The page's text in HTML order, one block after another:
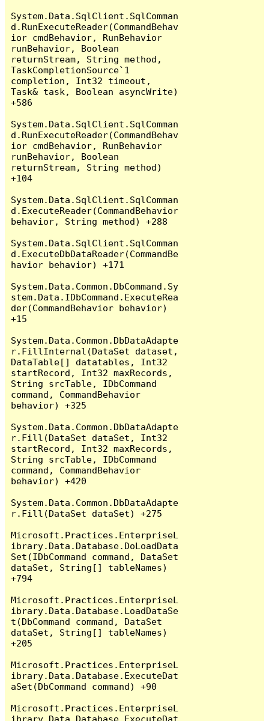
System.Data.SqlClient.SqlComman
d.RunExecuteReader(CommandBehav
ior cmdBehavior, RunBehavior
runBehavior, Boolean
returnStream, String method,
TaskCompletionSource`1
completion, Int32 timeout,
Task& task, Boolean asyncWrite)
+586
System.Data.SqlClient.SqlComman
d.RunExecuteReader(CommandBehav
ior cmdBehavior, RunBehavior
runBehavior, Boolean
returnStream, String method)
+104
System.Data.SqlClient.SqlComman
d.ExecuteReader(CommandBehavior
behavior, String method) +288
System.Data.SqlClient.SqlComman
d.ExecuteDbDataReader(CommandBe
havior behavior) +171
System.Data.Common.DbCommand.Sy
stem.Data.IDbCommand.ExecuteRea
der(CommandBehavior behavior)
+15
System.Data.Common.DbDataAdapte
r.FillInternal(DataSet dataset,
DataTable[] datatables, Int32
startRecord, Int32 maxRecords,
String srcTable, IDbCommand
command, CommandBehavior
behavior) +325
System.Data.Common.DbDataAdapte
r.Fill(DataSet dataSet, Int32
startRecord, Int32 maxRecords,
String srcTable, IDbCommand
command, CommandBehavior
behavior) +420
System.Data.Common.DbDataAdapte
r.Fill(DataSet dataSet) +275
Microsoft.Practices.EnterpriseL
ibrary.Data.Database.DoLoadData
Set(IDbCommand command, DataSet
dataSet, String[] tableNames)
+794
Microsoft.Practices.EnterpriseL
ibrary.Data.Database.LoadDataSe
t(DbCommand command, DataSet
dataSet, String[] tableNames)
+205
Microsoft.Practices.EnterpriseL
ibrary.Data.Database.ExecuteDat
aSet(DbCommand command) +90
Microsoft.Practices.EnterpriseL
ibrary.Data.Database.ExecuteDat